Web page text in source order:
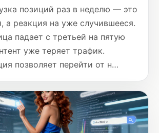
позиций раз в неделю — это
а реакция на уже случившееся.
падает с третьей на пятую
уже теряет трафик.
позволяет перейти от н…